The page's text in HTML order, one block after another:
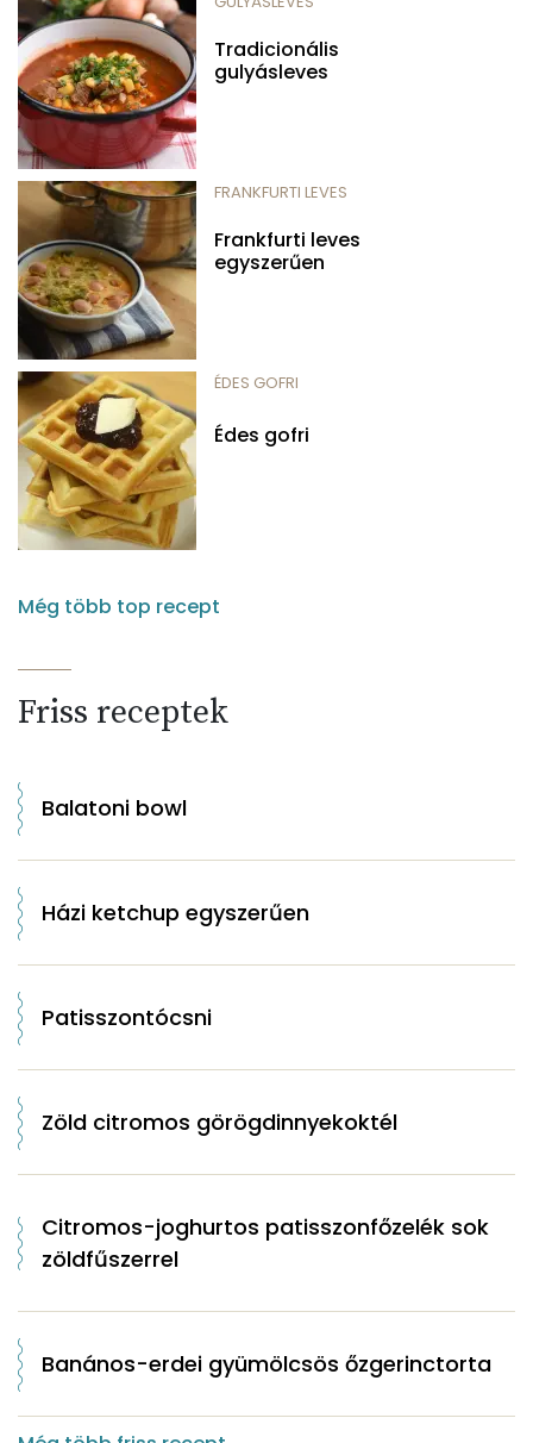
Tradicionális
gulyásleves
FRANKFURTI LEVES
Frankfurti leves
egyszerűen
ÉDES GOFRI
Édes gofri
Még több top recept
Friss receptek
Balatoni bowl
Házi ketchup egyszerűen
Patisszontócsni
Zöld citromos görögdinnyekoktél
Citromos-joghurtos patisszonfőzelék sok
zöldfűszerrel
Banános-erdei gyümölcsös őzgerinctorta